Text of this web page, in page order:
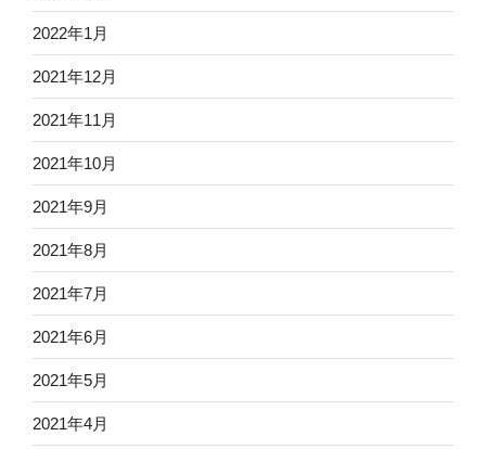
2022年1月
2021年12月
2021年11月
2021年10月
2021年9月
2021年8月
2021年7月
2021年6月
2021年5月
2021年4月